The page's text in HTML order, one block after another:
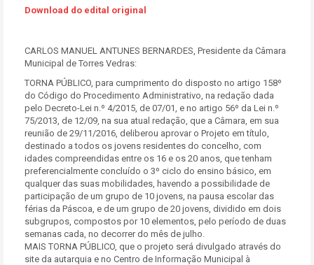
Download do edital original
CARLOS MANUEL ANTUNES BERNARDES, Presidente da Câmara
Municipal de Torres Vedras:
TORNA PÚBLICO, para cumprimento do disposto no artigo 158º
do Código do Procedimento Administrativo, na redação dada
pelo Decreto-Lei n.º 4/2015, de 07/01, e no artigo 56º da Lei n.º
75/2013, de 12/09, na sua atual redação, que a Câmara, em sua
reunião de 29/11/2016, deliberou aprovar o Projeto em título,
destinado a todos os jovens residentes do concelho, com
idades compreendidas entre os 16 e os 20 anos, que tenham
preferencialmente concluído o 3º ciclo do ensino básico, em
qualquer das suas mobilidades, havendo a possibilidade de
participação de um grupo de 10 jovens, na pausa escolar das
férias da Páscoa, e de um grupo de 20 jovens, dividido em dois
subgrupos, compostos por 10 elementos, pelo período de duas
semanas cada, no decorrer do mês de julho.
MAIS TORNA PÚBLICO, que o projeto será divulgado através do
site da autarquia e no Centro de Informação Municipal à